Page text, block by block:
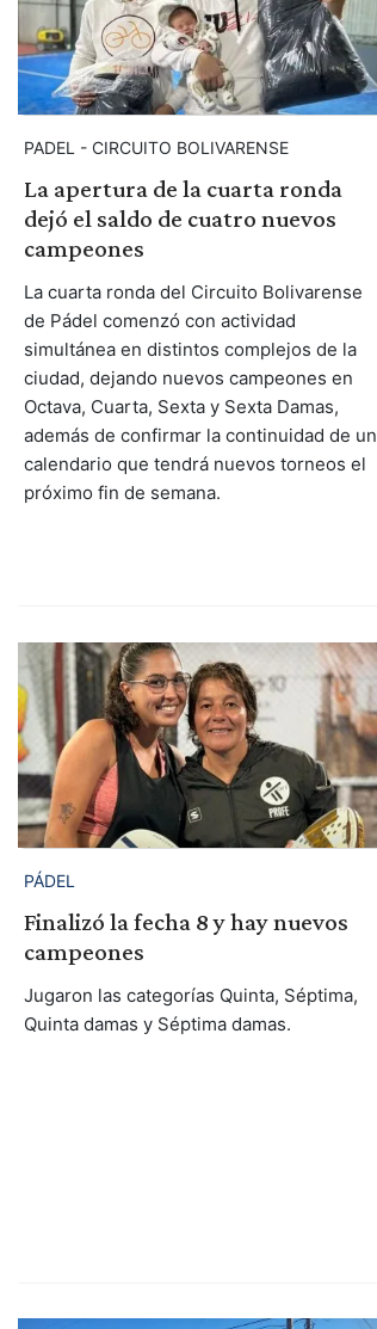
PADEL - CIRCUITO BOLIVARENSE
La apertura de la cuarta ronda
dejó el saldo de cuatro nuevos
campeones
La cuarta ronda del Circuito Bolivarense
de Pádel comenzó con actividad
simultánea en distintos complejos de la
ciudad, dejando nuevos campeones en
Octava, Cuarta, Sexta y Sexta Damas,
además de confirmar la continuidad de un
calendario que tendrá nuevos torneos el
próximo fin de semana.
PÁDEL
Finalizó la fecha 8 y hay nuevos
campeones
Jugaron las categorías Quinta, Séptima,
Quinta damas y Séptima damas.